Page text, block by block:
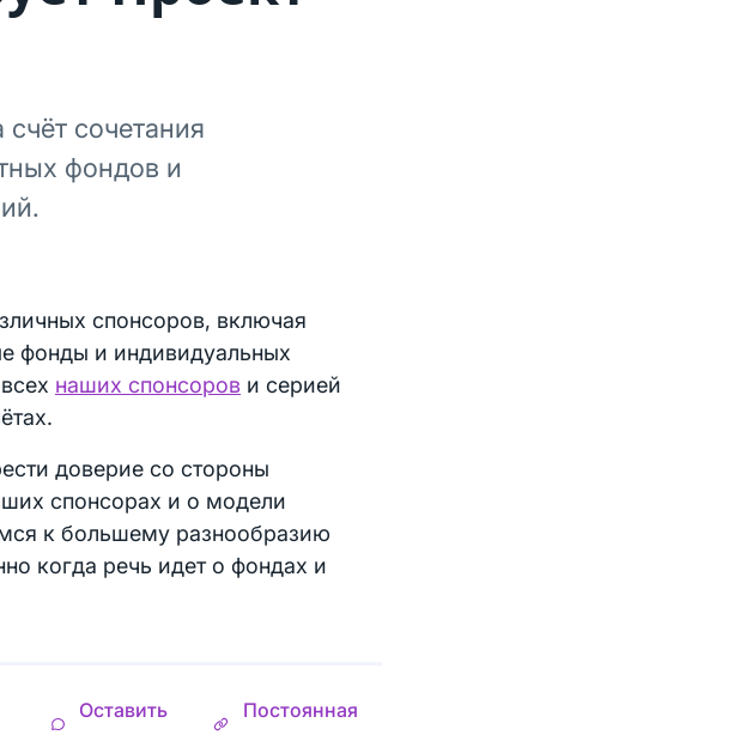
сочетания
фондов и
спонсоров, включая
фонды и индивидуальных
наших спонсоров и серией
доверие со стороны
спонсорах и о модели
к большему разнообразию
когда речь идет о фондах и
Оставить
Постоянная